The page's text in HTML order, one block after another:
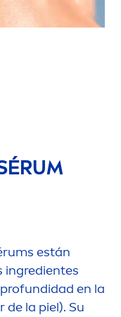
están
ingredientes
en la
de la piel). Su